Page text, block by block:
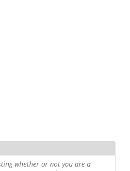
whether or not you are a